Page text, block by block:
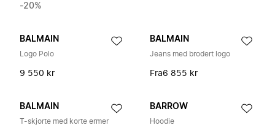
-20%
BALMAIN
Logo Polo
9 550 kr
BALMAIN
Jeans med brodert logo
Fra6 855 kr
BALMAIN
T-skjorte med korte ermer
BARROW
Hoodie